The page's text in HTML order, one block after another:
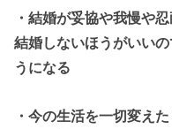
・結婚が妥協や我慢や
結婚しないほうがいい
うになる
・今の生活を一切変え